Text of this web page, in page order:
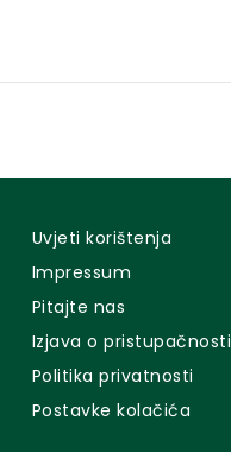
Uvjeti korištenja
Impressum
Pitajte nas
Izjava o pristupačnosti
Politika privatnosti
Postavke kolačića